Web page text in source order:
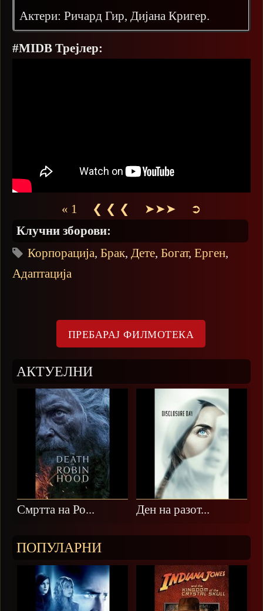
Актери: Ричард Гир, Дијана Кригер.
#MIDB Трејлер:
« 1 ❮ ❮ ❮ ➤➤➤
➲
Клучни зборови:
Корпорација, Брак, Дете, Богат, Ерген,
Адаптација
АКТУЕЛНИ
Смртта на Ро... Ден на разот...
ПОПУЛАРНИ